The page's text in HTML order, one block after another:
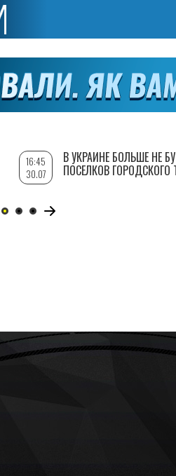
16:45
30.07
В УКРАИНЕ БОЛЬШЕ НЕ
ПОСЕЛКОВ ГОРОДСКОГО